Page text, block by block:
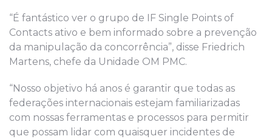
“É fantástico ver o grupo de IF Single Points of
Contacts ativo e bem informado sobre a prevenção
da manipulação da concorrência”, disse Friedrich
Martens, chefe da Unidade OM PMC.
“Nosso objetivo há anos é garantir que todas as
federações internacionais estejam familiarizadas
com nossas ferramentas e processos para permitir
que possam lidar com quaisquer incidentes de